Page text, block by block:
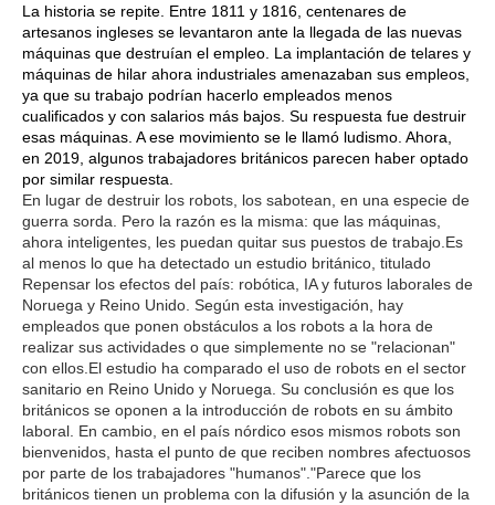
La historia se repite. Entre 1811 y 1816, centenares de
artesanos ingleses se levantaron ante la llegada de las nuevas
máquinas que destruían el empleo. La implantación de telares y
máquinas de hilar ahora industriales amenazaban sus empleos,
ya que su trabajo podrían hacerlo empleados menos
cualificados y con salarios más bajos. Su respuesta fue destruir
esas máquinas. A ese movimiento se le llamó ludismo. Ahora,
en 2019, algunos trabajadores británicos parecen haber optado
por similar respuesta.
En lugar de destruir los robots, los sabotean, en una especie de
guerra sorda. Pero la razón es la misma: que las máquinas,
ahora inteligentes, les puedan quitar sus puestos de trabajo.Es
al menos lo que ha detectado un estudio británico, titulado
Repensar los efectos del país: robótica, IA y futuros laborales de
Noruega y Reino Unido. Según esta investigación, hay
empleados que ponen obstáculos a los robots a la hora de
realizar sus actividades o que simplemente no se "relacionan"
con ellos.El estudio ha comparado el uso de robots en el sector
sanitario en Reino Unido y Noruega. Su conclusión es que los
británicos se oponen a la introducción de robots en su ámbito
laboral. En cambio, en el país nórdico esos mismos robots son
bienvenidos, hasta el punto de que reciben nombres afectuosos
por parte de los trabajadores "humanos"."Parece que los
británicos tienen un problema con la difusión y la asunción de la